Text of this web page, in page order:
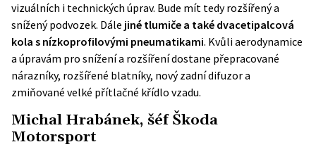
vizuálních i technických úprav. Bude mít tedy rozšířený a
snížený podvozek. Dále jiné tlumiče a také dvacetipalcová
kola s nízkoprofilovými pneumatikami. Kvůli aerodynamice
a úpravám pro snížení a rozšíření dostane přepracované
nárazníky, rozšířené blatníky, nový zadní difuzor a
zmiňované velké přítlačné křídlo vzadu.
Michal Hrabánek, šéf Škoda
Motorsport